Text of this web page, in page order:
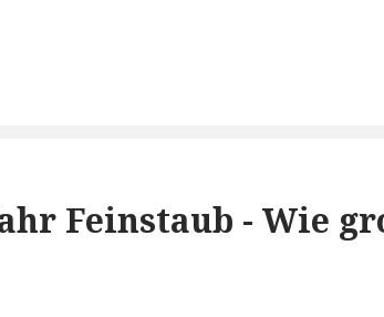
Feinstaub - Wie